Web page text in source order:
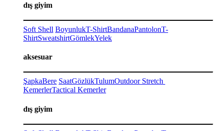
dış giyim
Soft Shell BoyunlukT-ShirtBandanaPantolonT-
ShirtSweatshirtGömlekYelek
aksesuar
ŞapkaBere SaatGözlükTulumOutdoor Stretch
KemerlerTactical Kemerler
dış giyim